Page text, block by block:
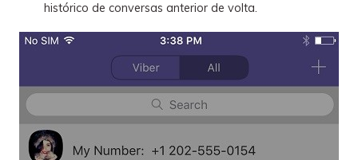
histórico de conversas anterior de volta.